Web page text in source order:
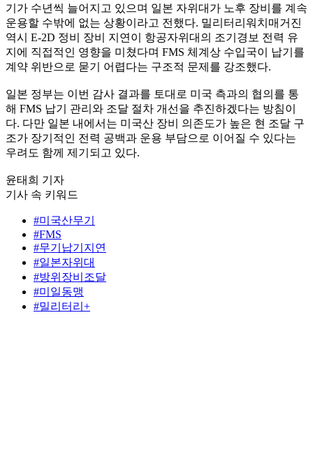
기가 수년씩 늘어지고 있으며 일본 자위대가 노후 장비를 계속
운용할 수밖에 없는 상황이라고 전했다. 밀리터리워치매거진
역시 E-2D 정비 장비 지연이 항공자위대의 조기경보 전력 유
지에 직접적인 영향을 미쳤다며 FMS 체계상 수입국이 납기를
계약 위반으로 묻기 어렵다는 구조적 문제를 강조했다.
일본 정부는 이번 감사 결과를 토대로 미국 측과의 협의를 통
해 FMS 납기 관리와 조달 절차 개선을 추진하겠다는 방침이
다. 다만 일본 내에서는 미국산 장비 의존도가 높은 현 조달 구
조가 장기적인 전력 공백과 운용 부담으로 이어질 수 있다는
우려도 함께 제기되고 있다.
윤태희 기자
기사 속 키워드
#미국산무기
#FMS
#무기납기지연
#일본자위대
#방위장비조달
#미일동맹
#밀리터리+